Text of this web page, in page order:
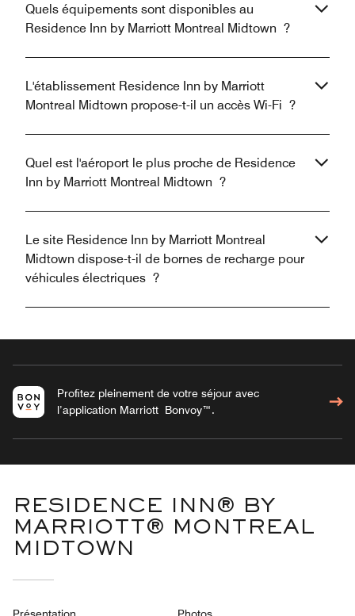
Quels équipements sont disponibles au
Residence Inn by Marriott Montreal Midtown ?
L'établissement Residence Inn by Marriott
Montreal Midtown propose-t-il un accès Wi-Fi ?
Quel est l'aéroport le plus proche de Residence
Inn by Marriott Montreal Midtown ?
Le site Residence Inn by Marriott Montreal
Midtown dispose-t-il de bornes de recharge pour
véhicules électriques ?
Profitez pleinement de votre séjour avec
l’application Marriott Bonvoy™.
RESIDENCE INN® BY
MARRIOTT® MONTREAL
MIDTOWN
Présentation Photos